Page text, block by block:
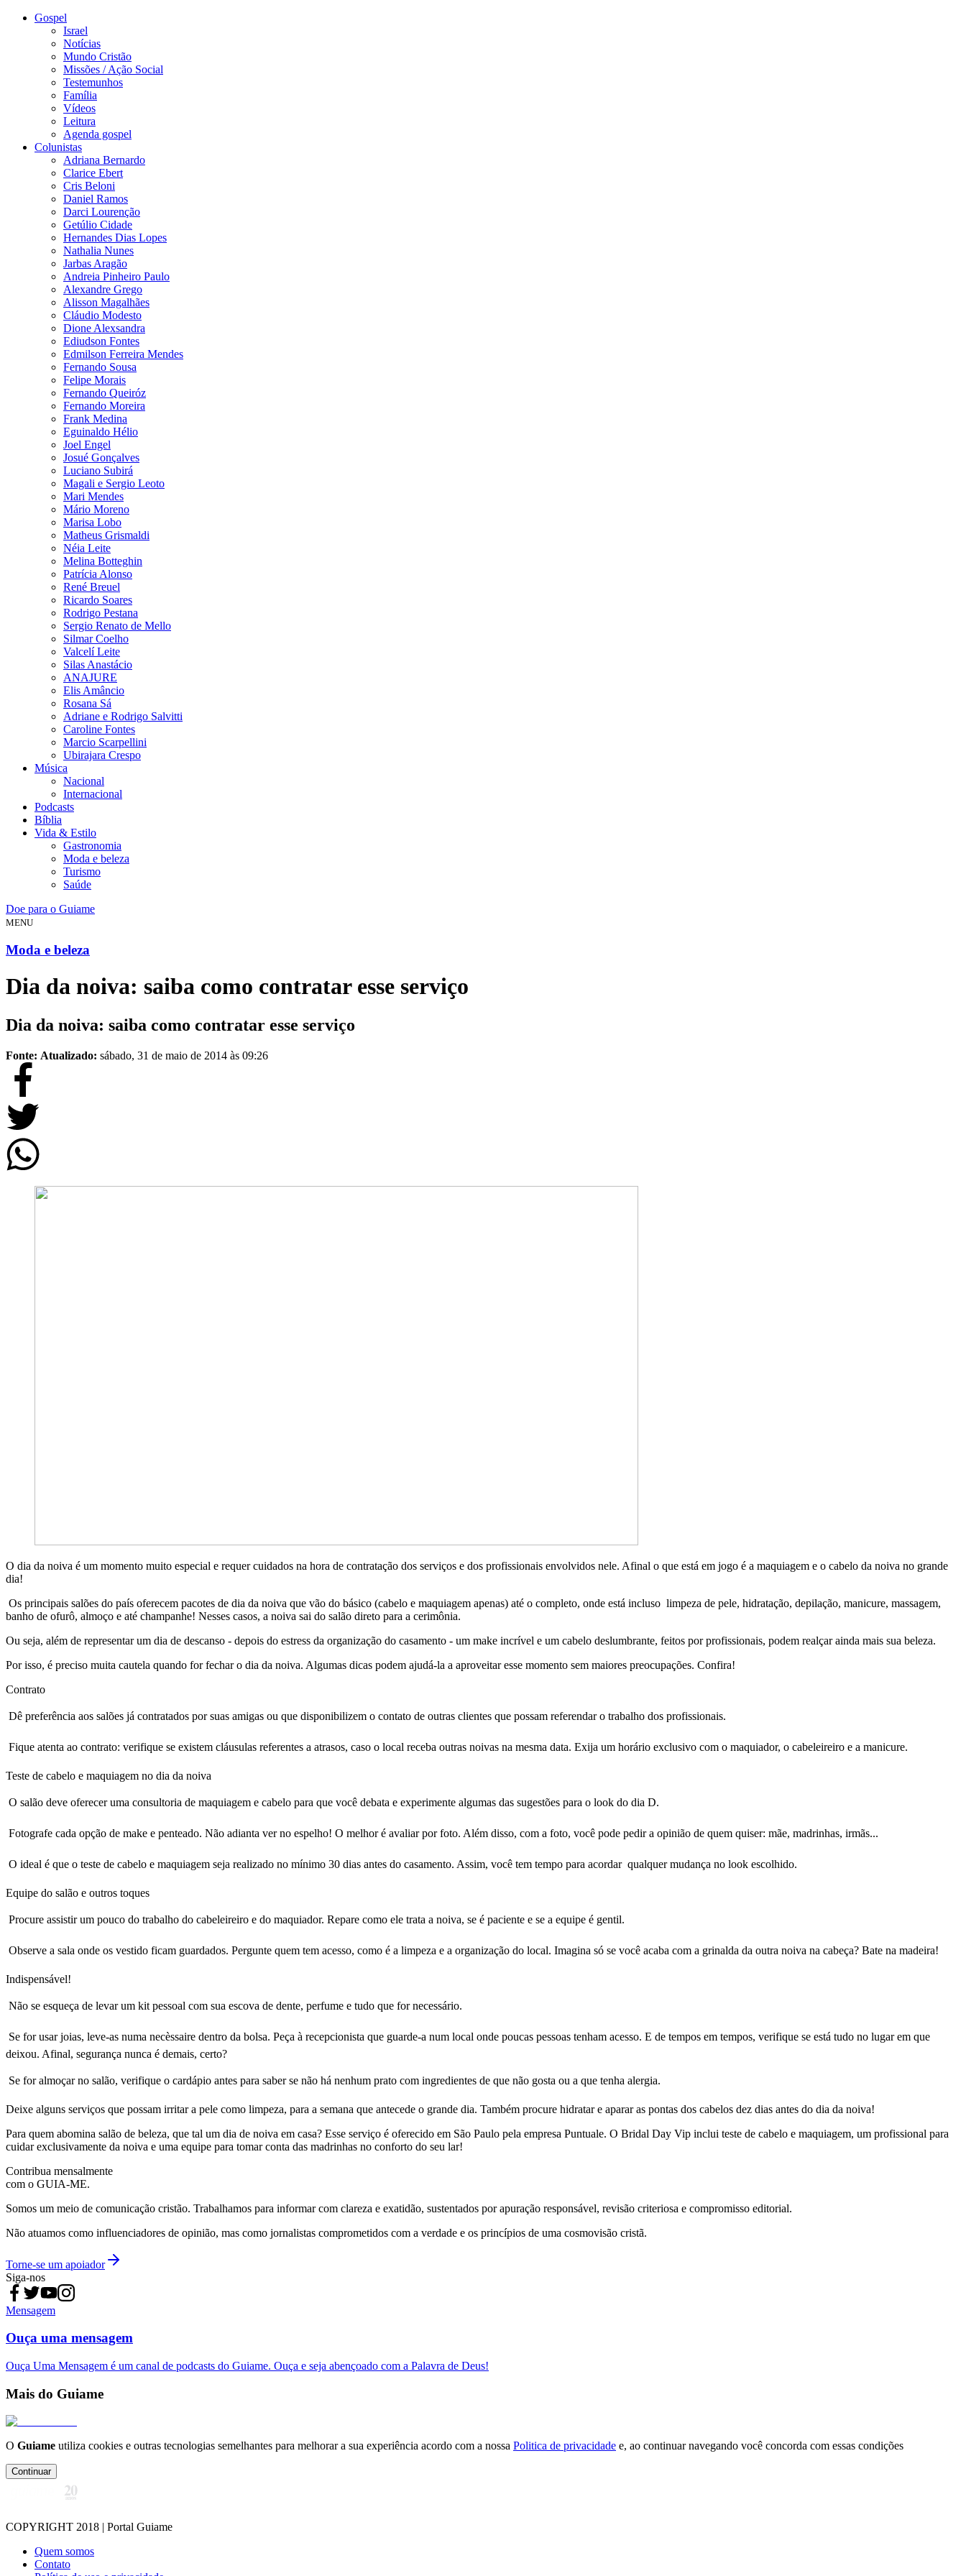
Gospel
Israel
Notícias
Mundo Cristão
Missões / Ação Social
Testemunhos
Família
Vídeos
Leitura
Agenda gospel
Colunistas
Adriana Bernardo
Clarice Ebert
Cris Beloni
Daniel Ramos
Darci Lourenção
Getúlio Cidade
Hernandes Dias Lopes
Nathalia Nunes
Jarbas Aragão
Andreia Pinheiro Paulo
Alexandre Grego
Alisson Magalhães
Cláudio Modesto
Dione Alexsandra
Ediudson Fontes
Edmilson Ferreira Mendes
Fernando Sousa
Felipe Morais
Fernando Queiróz
Fernando Moreira
Frank Medina
Eguinaldo Hélio
Joel Engel
Josué Gonçalves
Luciano Subirá
Magali e Sergio Leoto
Mari Mendes
Mário Moreno
Marisa Lobo
Matheus Grismaldi
Néia Leite
Melina Botteghin
Patrícia Alonso
René Breuel
Ricardo Soares
Rodrigo Pestana
Sergio Renato de Mello
Silmar Coelho
Valcelí Leite
Silas Anastácio
ANAJURE
Elis Amâncio
Rosana Sá
Adriane e Rodrigo Salvitti
Caroline Fontes
Marcio Scarpellini
Ubirajara Crespo
Música
Nacional
Internacional
Podcasts
Bíblia
Vida & Estilo
Gastronomia
Moda e beleza
Turismo
Saúde
Doe para o Guiame
MENU
Moda e beleza
Dia da noiva: saiba como contratar esse serviço
Dia da noiva: saiba como contratar esse serviço
Fonte: Atualizado: sábado, 31 de maio de 2014 às 09:26
O dia da noiva é um momento muito especial e requer cuidados na hora de contratação dos serviços e dos profissionais envolvidos nele. Afinal o que está em jogo é a maquiagem e o cabelo da noiva no grande
dia!
Os principais salões do país oferecem pacotes de dia da noiva que vão do básico (cabelo e maquiagem apenas) até o completo, onde está incluso limpeza de pele, hidratação, depilação, manicure, massagem,
banho de ofurô, almoço e até champanhe! Nesses casos, a noiva sai do salão direto para a cerimônia.
Ou seja, além de representar um dia de descanso - depois do estress da organização do casamento - um make incrível e um cabelo deslumbrante, feitos por profissionais, podem realçar ainda mais sua beleza.
Por isso, é preciso muita cautela quando for fechar o dia da noiva. Algumas dicas podem ajudá-la a aproveitar esse momento sem maiores preocupações. Confira!
Contrato
 Dê preferência aos salões já contratados por suas amigas ou que disponibilizem o contato de outras clientes que possam referendar o trabalho dos profissionais.
 Fique atenta ao contrato: verifique se existem cláusulas referentes a atrasos, caso o local receba outras noivas na mesma data. Exija um horário exclusivo com o maquiador, o cabeleireiro e a manicure.
Teste de cabelo e maquiagem no dia da noiva
 O salão deve oferecer uma consultoria de maquiagem e cabelo para que você debata e experimente algumas das sugestões para o look do dia D.
 Fotografe cada opção de make e penteado. Não adianta ver no espelho! O melhor é avaliar por foto. Além disso, com a foto, você pode pedir a opinião de quem quiser: mãe, madrinhas, irmãs...
 O ideal é que o teste de cabelo e maquiagem seja realizado no mínimo 30 dias antes do casamento. Assim, você tem tempo para acordar qualquer mudança no look escolhido.
Equipe do salão e outros toques
 Procure assistir um pouco do trabalho do cabeleireiro e do maquiador. Repare como ele trata a noiva, se é paciente e se a equipe é gentil.
 Observe a sala onde os vestido ficam guardados. Pergunte quem tem acesso, como é a limpeza e a organização do local. Imagina só se você acaba com a grinalda da outra noiva na cabeça? Bate na madeira!
Indispensável!
 Não se esqueça de levar um kit pessoal com sua escova de dente, perfume e tudo que for necessário.
 Se for usar joias, leve-as numa necèssaire dentro da bolsa. Peça à recepcionista que guarde-a num local onde poucas pessoas tenham acesso. E de tempos em tempos, verifique se está tudo no lugar em que
deixou. Afinal, segurança nunca é demais, certo?
 Se for almoçar no salão, verifique o cardápio antes para saber se não há nenhum prato com ingredientes de que não gosta ou a que tenha alergia.
Deixe alguns serviços que possam irritar a pele como limpeza, para a semana que antecede o grande dia. Também procure hidratar e aparar as pontas dos cabelos dez dias antes do dia da noiva!
Para quem abomina salão de beleza, que tal um dia de noiva em casa? Esse serviço é oferecido em São Paulo pela empresa Puntuale. O Bridal Day Vip inclui teste de cabelo e maquiagem, um profissional para
cuidar exclusivamente da noiva e uma equipe para tomar conta das madrinhas no conforto do seu lar!
Contribua mensalmente
com o GUIA-ME.
Somos um meio de comunicação cristão. Trabalhamos para informar com clareza e exatidão, sustentados por apuração responsável, revisão criteriosa e compromisso editorial.
Não atuamos como influenciadores de opinião, mas como jornalistas comprometidos com a verdade e os princípios de uma cosmovisão cristã.
Torne-se um apoiador
Siga-nos
Mensagem
Ouça uma mensagem
Ouça Uma Mensagem é um canal de podcasts do Guiame. Ouça e seja abençoado com a Palavra de Deus!
Mais do Guiame
O Guiame utiliza cookies e outras tecnologias semelhantes para melhorar a sua experiência acordo com a nossa Politica de privacidade e, ao continuar navegando você concorda com essas condições
Continuar
COPYRIGHT 2018 | Portal Guiame
Quem somos
Contato